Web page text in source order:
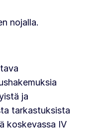
nojalla.
ja
tarkastuksista
koskevassa IV